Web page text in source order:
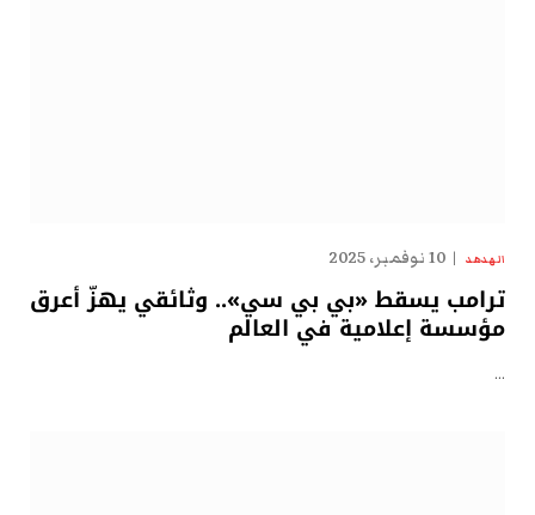
الهدهد 10 نوفمبر، 2025
ترامب يسقط «بي بي سي».. وثائقي يهزّ أعرق
مؤسسة إعلامية في العالم
…